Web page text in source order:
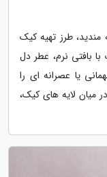
مندید، طرز تهیه کیک
بافتی نرم، عطر دل
یا عصرانه ای را
میان لایه های کیک،